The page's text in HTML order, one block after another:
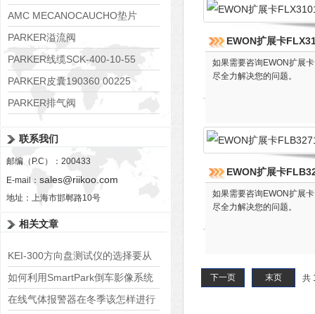
138551
AMC MECANOCAUCHO垫片
608074
PARKER溢流阀
RE06M35W2N1KWXG087
PARKER线缆SCK-400-10-55
PARKER皮囊190360 00225
PARKER排气阀
联系我们
邮编（P.C）：200433
E-mail： sales@riikoo.com
地址：上海市邯郸路10号
相关文章
KEI-300方向盘测试仪的选择要从
哪五点入
如何利用SmartPark倒车影像系统
提高驾驶安全性？
在线气体报警器在冬季该怎样进行
EWON扩展卡
如果需要咨询EWON扩展
尽全力解决您的问题。
EWON扩展卡
如果需要咨询EWON扩展
尽全力解决您的问题。
共
下一页 末页